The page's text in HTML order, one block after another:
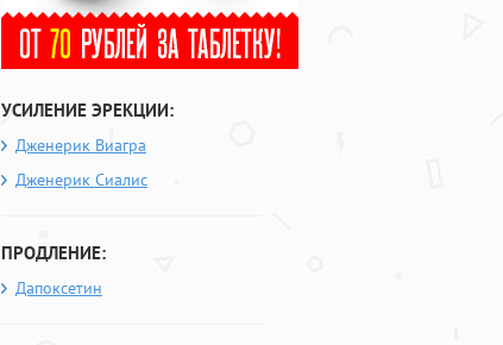
УСИЛЕНИЕ ЭРЕКЦИИ:
Дженерик Виагра
Дженерик Сиалис
ПРОДЛЕНИЕ:
Дапоксетин